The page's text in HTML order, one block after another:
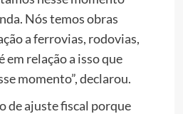
Nós temos obras
a ferrovias, rodovias,
relação a isso que
momento”, declarou.
de ajuste fiscal porque